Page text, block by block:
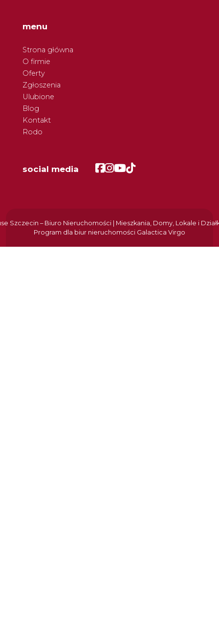
menu
Strona główna
O firmie
Oferty
Zgłoszenia
Ulubione
Blog
Kontakt
Rodo
social media Facebook
Facebook
Facebook
Facebook
Szczecin – Biuro Nieruchomości | Mieszkania, Domy, Lokale i
Program dla biur nieruchomości Galactica Virgo